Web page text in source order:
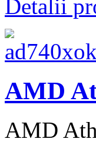
Detalii
AMD
AMD